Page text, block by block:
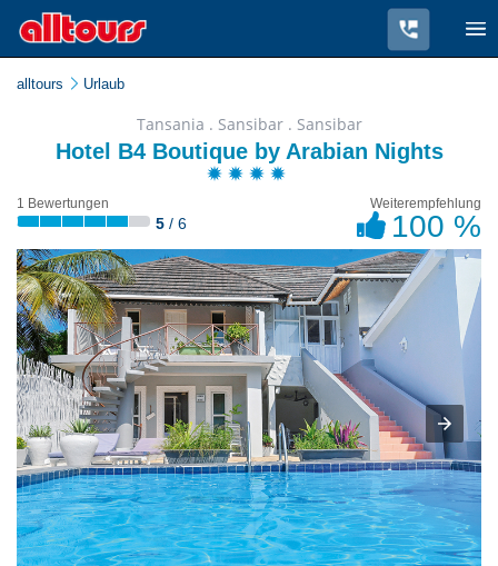
alltours Urlaub
Tansania . Sansibar . Sansibar
Hotel B4 Boutique by Arabian Nights
1 Bewertungen
5 / 6
Weiterempfehlung
100 %